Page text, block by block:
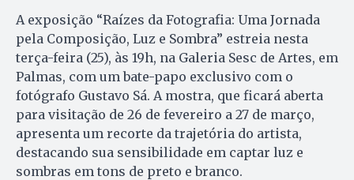
A exposição “Raízes da Fotografia: Uma Jornada
pela Composição, Luz e Sombra” estreia nesta
terça-feira (25), às 19h, na Galeria Sesc de Artes, em
Palmas, com um bate-papo exclusivo com o
fotógrafo Gustavo Sá. A mostra, que ficará aberta
para visitação de 26 de fevereiro a 27 de março,
apresenta um recorte da trajetória do artista,
destacando sua sensibilidade em captar luz e
sombras em tons de preto e branco.